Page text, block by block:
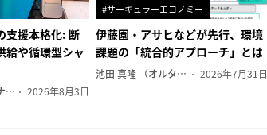
支援本格化: 断
給や循環型シャ
京正裕之 （オルタナ副編集長） 2026年8月3日
#サーキュラーエコノミー
伊藤園・アサヒなどが先行、環境
課題の「統合的アプローチ」とは
池田 真隆 （オルタナ輪番編集長） 2026年7月31日